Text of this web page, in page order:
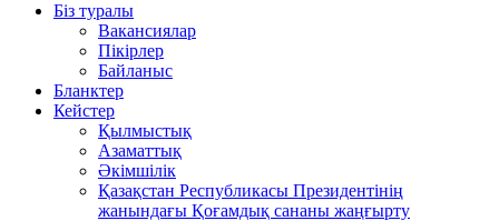
Біз туралы
Вакансиялар
Пікірлер
Байланыс
Бланктер
Кейстер
Қылмыстық
Азаматтық
Әкімшілік
Қазақстан Республикасы Президентінің
жанындағы Қоғамдық сананы жаңғырту